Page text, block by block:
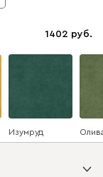
1402
Изумруд